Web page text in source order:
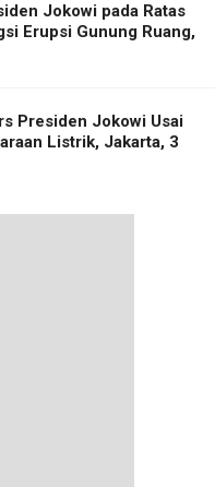
Jokowi pada Ratas
Erupsi Gunung Ruang,
Presiden Jokowi Usai
Listrik, Jakarta, 3